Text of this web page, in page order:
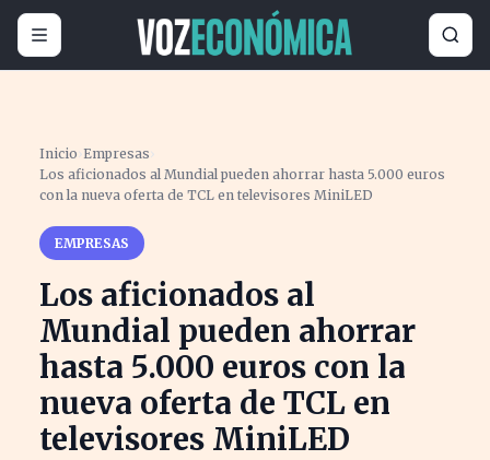
Inicio ›Empresas ›
Los aficionados al Mundial pueden ahorrar hasta 5.000 euros
con la nueva oferta de TCL en televisores MiniLED
EMPRESAS
Los aficionados al
Mundial pueden ahorrar
hasta 5.000 euros con la
nueva oferta de TCL en
televisores MiniLED